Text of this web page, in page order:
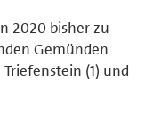
2020 bisher zu
Gemünden
Triefenstein (1) und